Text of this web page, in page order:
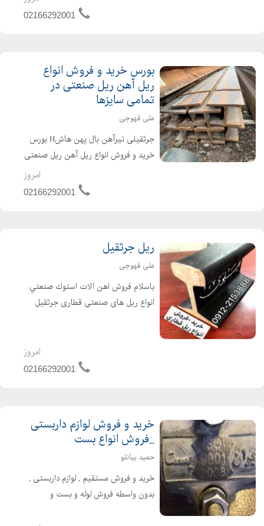
S49 - P50 - UIC50 - UIC54 - UIC60 )
02166292001
بورس خرید و فروش انواع
ریل آهن ریل صنعتی در
تمامی سایزها
علی قهوجی
جرثقیلی تیرآهن بال پهن هاشH بورس
خرید و فروش انواع ریل آهن ریل صنعتی
در تمامی سایزها تیرآهن بال پهن هاشH
ریل آهن ریل صنعتی ریل جرثقیلی ، ریل
امروز
02166292001
ریل جرثقیل
علی قهوجی
باسلام فروش اهن الات استوك صنعتي
انواع ریل های صنعتی قطاری جرثقیل
09122153888 نام و نام خانوادگی : علی
قهوجی نام واحد تجاری...
امروز
02166292001
خرید و فروش لوازم داربستی
_فروش انواع بست
حمید بیانلو
خرید و فروش مستقیم , لوازم داربستی ,
بدون واسطه فروش لوله و بست و